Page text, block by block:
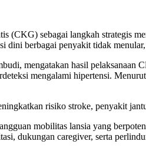
(CKG) sebagai langkah strategis
berbagai penyakit tidak
mengatakan hasil
mengalami hipertensi.
risiko stroke, penyakit
mobilitas lansia yang
dukungan caregiver, serta